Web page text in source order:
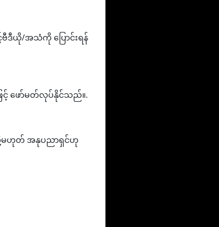
ဗီဒီယို/အသံကို ပြောင်းရန်
ဖော်မတ်လုပ်နိုင်သည်။.
သို့မဟုတ် အနုပညာရှင်ဟု